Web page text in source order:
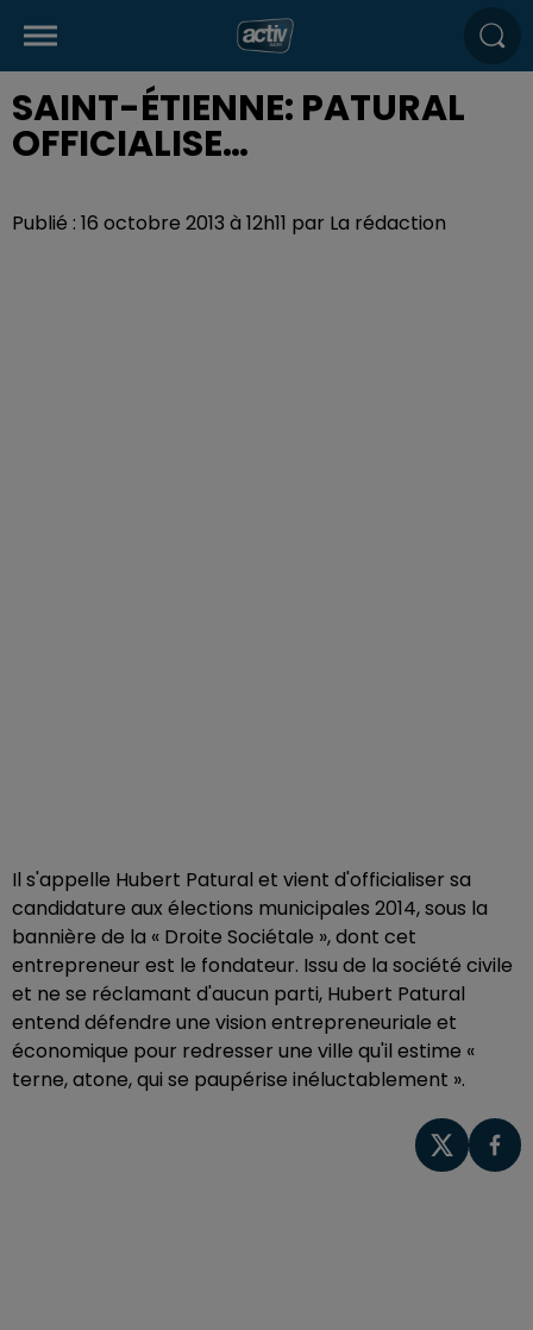
SAINT-ÉTIENNE: PATURAL
OFFICIALISE…
Publié : 16 octobre 2013 à 12h11 par La rédaction
Il s'appelle Hubert Patural et vient d'officialiser sa
candidature aux élections municipales 2014, sous la
bannière de la « Droite Sociétale », dont cet
entrepreneur est le fondateur. Issu de la société civile
et ne se réclamant d'aucun parti, Hubert Patural
entend défendre une vision entrepreneuriale et
économique pour redresser une ville qu'il estime «
terne, atone, qui se paupérise inéluctablement ».